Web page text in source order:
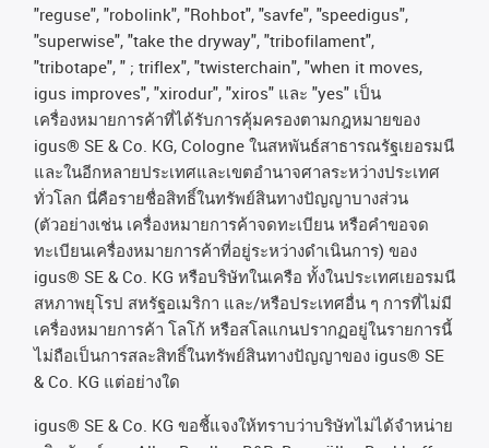
"reguse", "robolink", "Rohbot", "savfe", "speedigus",
"superwise", "take the dryway", "tribofilament",
"tribotape", " ; triflex", "twisterchain", "when it moves,
igus improves", "xirodur", "xiros" และ "yes" เป็น
เครื่องหมายการค้าที่ได้รับการคุ้มครองตามกฎหมายของ
igus® SE & Co. KG, Cologne ในสหพันธ์สาธารณรัฐเยอรมนี
และในอีกหลายประเทศและเขตอํานาจศาลระหว่างประเทศ
ทั่วโลก นี่คือรายชื่อสิทธิ์ในทรัพย์สินทางปัญญาบางส่วน
(ตัวอย่างเช่น เครื่องหมายการค้าจดทะเบียน หรือคำขอจด
ทะเบียนเครื่องหมายการค้าที่อยู่ระหว่างดำเนินการ) ของ
igus® SE & Co. KG หรือบริษัทในเครือ ทั้งในประเทศเยอรมนี
สหภาพยุโรป สหรัฐอเมริกา และ/หรือประเทศอื่น ๆ การที่ไม่มี
เครื่องหมายการค้า โลโก้ หรือสโลแกนปรากฏอยู่ในรายการนี้
ไม่ถือเป็นการสละสิทธิ์ในทรัพย์สินทางปัญญาของ igus® SE
& Co. KG แต่อย่างใด
igus® SE & Co. KG ขอชี้แจงให้ทราบว่าบริษัทไม่ได้จําหน่าย